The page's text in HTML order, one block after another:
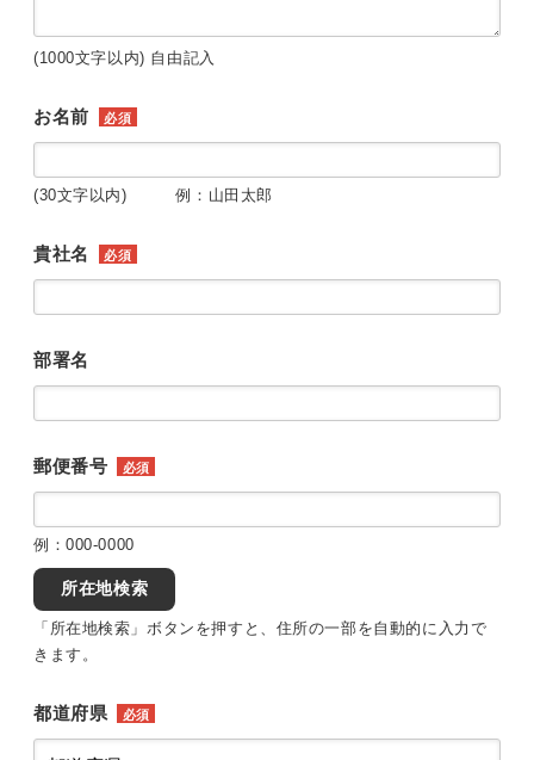
(1000文字以内) 自由記入
お名前 必須
(30文字以内) 例：山田太郎
貴社名 必須
部署名
郵便番号 必須
例：000-0000
所在地検索
「所在地検索」ボタンを押すと、住所の一部を自動的に入力で
きます。
都道府県 必須